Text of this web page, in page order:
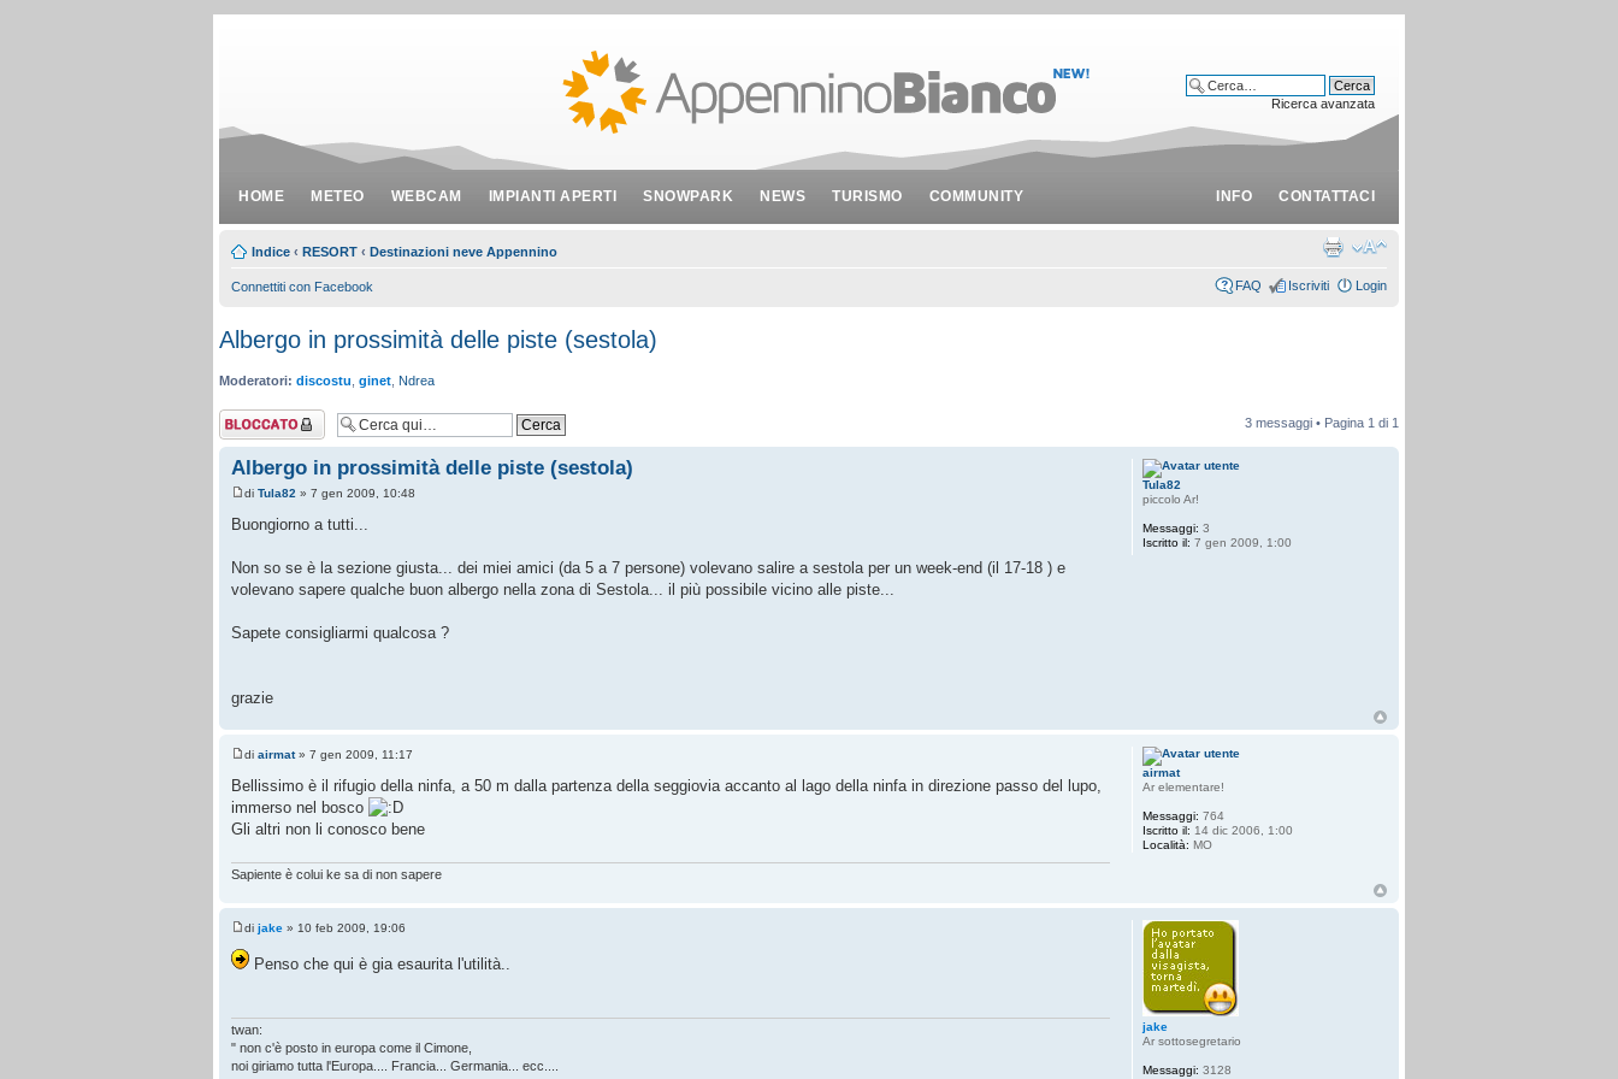
HOME METEO WEBCAM IMPIANTI APERTI SNOWPARK NEWS TURISMO COMMUNITY INFO CONTATTACI
Ricerca avanzata
Indice ‹ RESORT ‹ Destinazioni neve Appennino
Connettiti con Facebook FAQ Iscriviti Login
Albergo in prossimità delle piste (sestola)
Moderatori: discostu ginet Ndrea
Argomento
bloccato
3 messaggi • Pagina 1 di 1
Albergo in prossimità delle piste (sestola)
di Tula82 » 7 gen 2009, 10:48
Buongiorno a tutti...
Non so se è la sezione giusta... dei miei amici (da 5 a 7 persone) volevano salire a sestola per un week-end (il 17-18 ) e
volevano sapere qualche buon albergo nella zona di Sestola... il più possibile vicino alle piste...
Sapete consigliarmi qualcosa ?
grazie
Tula82
piccolo Ar!
Messaggi: 3
Iscritto il: 7 gen 2009, 1:00
di airmat» 7 gen 2009, 11:17
Bellissimo è il rifugio della ninfa, a 50 m dalla partenza della seggiovia accanto al lago della ninfa in direzione passo del lupo,
immerso nel bosco
Gli altri non li conosco bene
Sapiente è colui ke sa di non sapere
airmat
Ar elementare!
Messaggi: 764
Iscritto il: 14 dic 2006, 1:00
Località: MO
di jake » 10 feb 2009, 19:06
Penso che qui è gia esaurita l'utilità..
twan:
" non c'è posto in europa come il Cimone,
noi giriamo tutta l'Europa.... Francia... Germania... ecc....
jake
Ar sottosegretario
Messaggi: 3128